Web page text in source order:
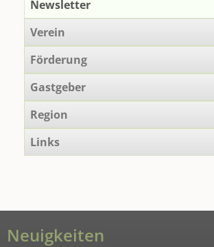
Newsletter
Verein
Förderung
Gastgeber
Region
Links
Neuigkeiten